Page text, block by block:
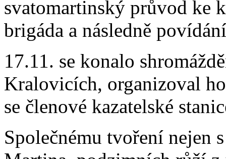
svatomartinský průvod ke
brigáda a následně
17.11. se konalo
Kralovicích, organizoval
se členové kazatelské
Společnému tvoření nejen